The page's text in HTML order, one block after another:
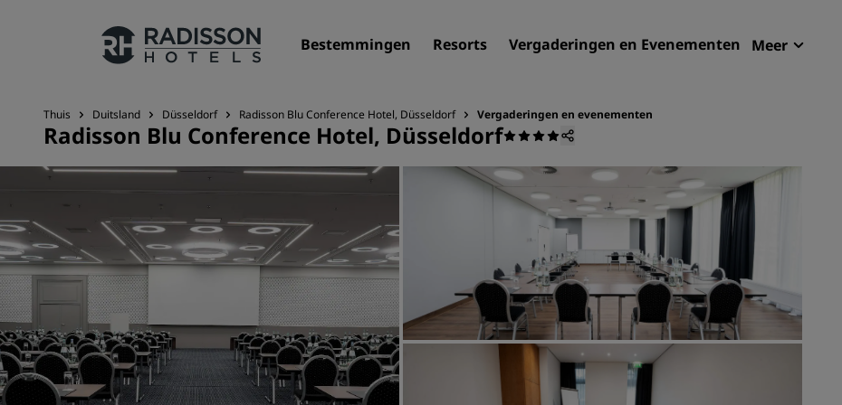
Bestemmingen Resorts Vergaderingen en Evenementen Meer
Onze merken
Bestemmingen
Resorts
Serviceappartementen
Luchthavenhotels
Nieuwe toekomstige hotels
Vergaderingen en
evenementen
Ontdek Radisson Meetings
Thuis Duitsland Düsseldorf Radisson Blu Conference Hotel, Düsseldorf Vergaderingen en evenementen
Radisson Blu Conference Hotel, Düsseldorf